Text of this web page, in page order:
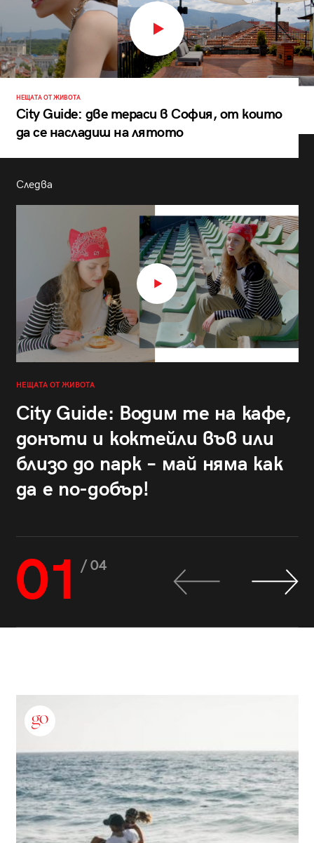
НЕЩАТА ОТ ЖИВОТА
City Guide: две тераси в София, от които
да се насладиш на лятото
Следва
НЕЩАТА ОТ ЖИВОТА
City Guide: Водим те на кафе,
донъти и коктейли във или
близо до парк – май няма как
да е по-добър!
01 / 04